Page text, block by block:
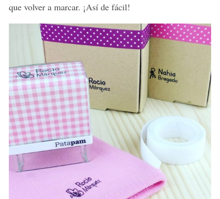
que volver a marcar. ¡Así de fácil!
S
e
a
c